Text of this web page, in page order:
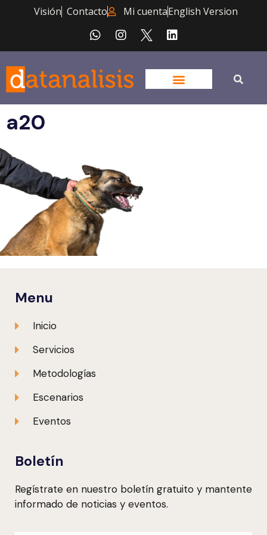
Visión Contacto Mi cuentaEnglish Version
a20
Menu
Inicio
Servicios
Metodologías
Escenarios
Eventos
Boletín
Regístrate en nuestro boletín gratuito y mantente
informado de noticias y eventos.